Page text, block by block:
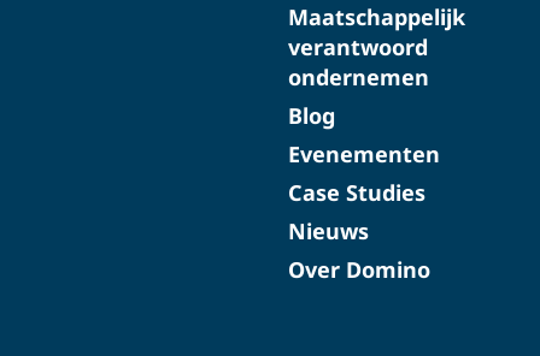
Maatschappelijk
verantwoord
ondernemen
Blog
Evenementen
Case Studies
Nieuws
Over Domino